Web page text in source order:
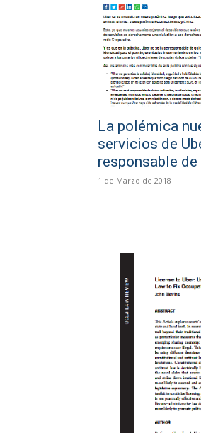
La polémica
servicios de
responsable de
1 de Marzo de 2018